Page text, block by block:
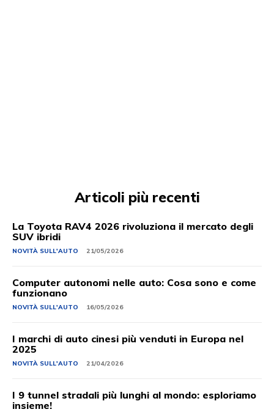
Articoli più recenti
La Toyota RAV4 2026 rivoluziona il mercato degli
SUV ibridi
NOVITÀ SULL'AUTO 21/05/2026
Computer autonomi nelle auto: Cosa sono e come
funzionano
NOVITÀ SULL'AUTO 16/05/2026
I marchi di auto cinesi più venduti in Europa nel
2025
NOVITÀ SULL'AUTO 21/04/2026
I 9 tunnel stradali più lunghi al mondo: esploriamo
insieme!